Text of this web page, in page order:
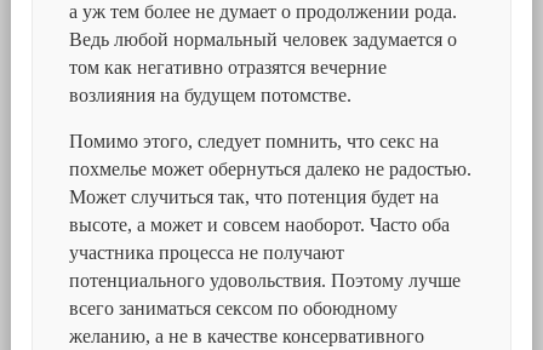
а уж тем более не думает о продолжении рода.
Ведь любой нормальный человек задумается о
том как негативно отразятся вечерние
возлияния на будущем потомстве.
Помимо этого, следует помнить, что секс на
похмелье может обернуться далеко не радостью.
Может случиться так, что потенция будет на
высоте, а может и совсем наоборот. Часто оба
участника процесса не получают
потенциального удовольствия. Поэтому лучше
всего заниматься сексом по обоюдному
желанию, а не в качестве консервативного